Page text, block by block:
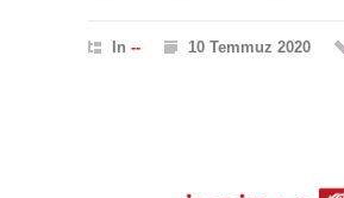
In -- 10 Temmuz 2020